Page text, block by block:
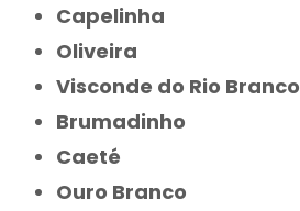
Capelinha
Oliveira
Visconde do Rio Branco
Brumadinho
Caeté
Ouro Branco